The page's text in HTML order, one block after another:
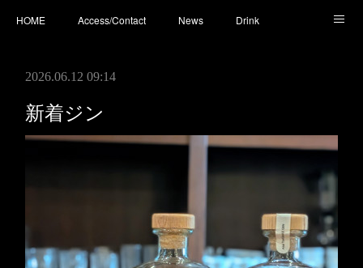
HOME Access/Contact News Drink
2026.06.12 09:14
新着ジン